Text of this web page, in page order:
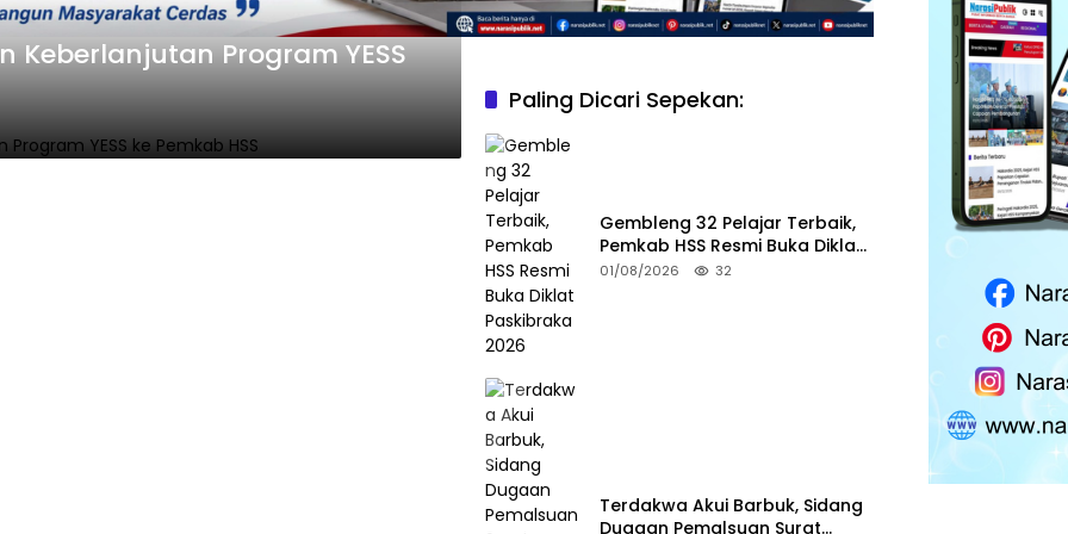
Keberlanjutan Program YESS
Paling Dicari Sepekan:
Gembleng 32 Pelajar Terbaik,
Pemkab HSS Resmi Buka Diklat
Paskibraka 2026
01/08/2026 32
Terdakwa Akui Barbuk, Sidang
Dugaan Pemalsuan Surat